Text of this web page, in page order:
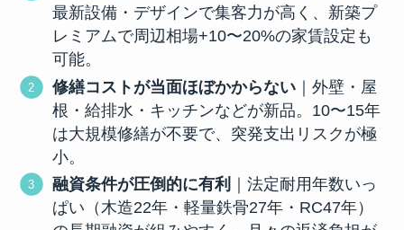
最新設備・デザインで集客力が高く、新築プ
レミアムで周辺相場+10〜20%の家賃設定も
可能。
修繕コストが当面ほぼかからない ｜外壁・屋
根・給排水・キッチンなどが新品。10〜15年
は大規模修繕が不要で、突発支出リスクが極
小。
融資条件が圧倒的に有利
｜法定耐用年数いっ
ぱい（木造22年・軽量鉄骨27年・RC47年）